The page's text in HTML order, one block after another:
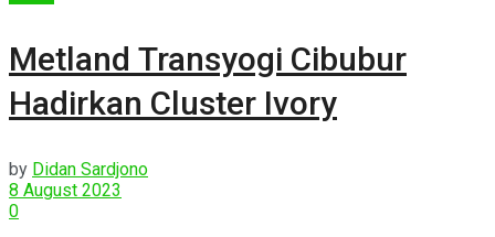
Metland Transyogi Cibubur
Hadirkan Cluster Ivory
by Didan Sardjono
8 August 2023
0